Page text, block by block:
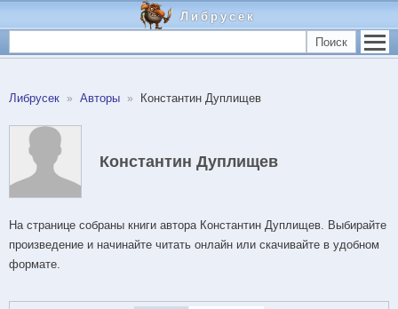
Либрусек
Поиск
Либрусек Авторы Константин Дуплищев
Константин Дуплищев
На странице собраны книги автора Константин Дуплищев. Выбирайте
произведение и начинайте читать онлайн или скачивайте в удобном
формате.